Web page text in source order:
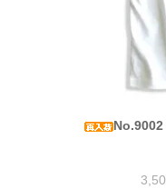
No.9002